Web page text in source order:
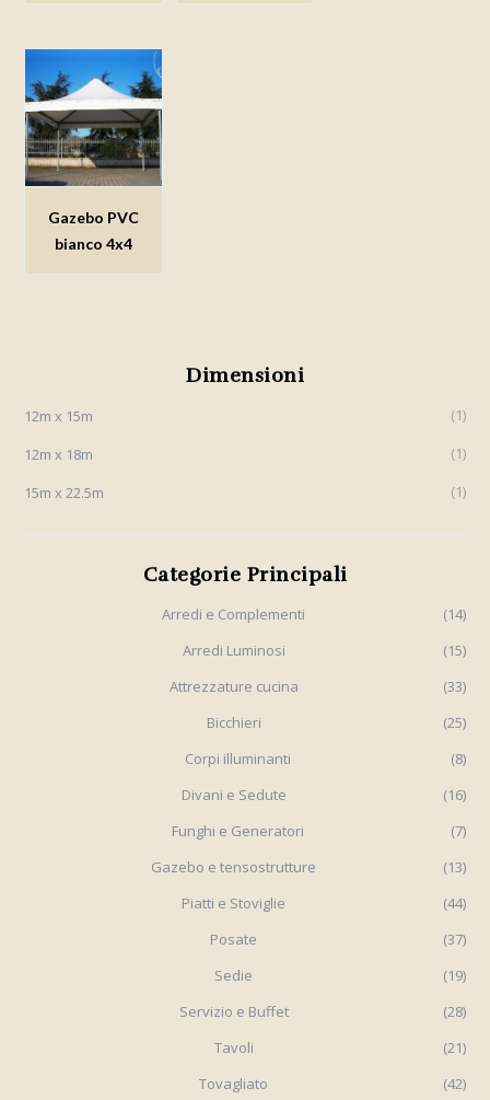
Aggiungi
alla lista
dei
Gazebo PVC
bianco 4x4
Dimensioni
12m x 15m
1
12m x 18m
1
15m x 22.5m
1
Categorie Principali
Arredi e Complementi
(14)
Arredi Luminosi
(15)
Attrezzature cucina
(33)
Bicchieri
(25)
Corpi illuminanti
(8)
Divani e Sedute
(16)
Funghi e Generatori
(7)
Gazebo e tensostrutture
(13)
Piatti e Stoviglie
(44)
Posate
(37)
Sedie
(19)
Servizio e Buffet
(28)
Tavoli
(21)
Tovagliato
(42)